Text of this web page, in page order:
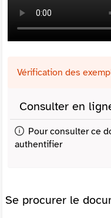
Vérification des
Consulter en
Pour consulter ce
authentifier
Se procurer le